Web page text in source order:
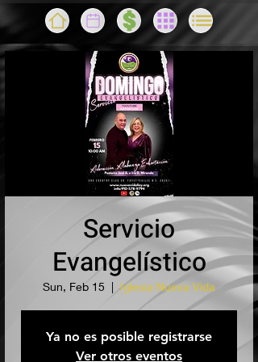
Servicio
Evangelístico
Sun, Feb 15
  |
Iglesia Nueva Vida
Ya no es posible registrarse
Ver otros eventos